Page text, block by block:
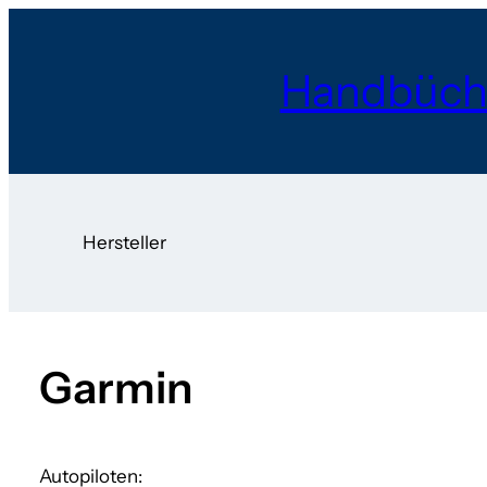
Hersteller
Garmin
Autopiloten: